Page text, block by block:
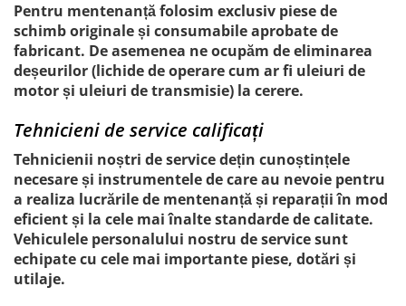
Pentru mentenanță folosim exclusiv piese de
schimb originale și consumabile aprobate de
fabricant. De asemenea ne ocupăm de eliminarea
deșeurilor (lichide de operare cum ar fi uleiuri de
motor și uleiuri de transmisie) la cerere.
Tehnicieni de service calificați
Tehnicienii noștri de service dețin cunoștințele
necesare și instrumentele de care au nevoie pentru
a realiza lucrările de mentenanță și reparații în mod
eficient și la cele mai înalte standarde de calitate.
Vehiculele personalului nostru de service sunt
echipate cu cele mai importante piese, dotări și
utilaje.